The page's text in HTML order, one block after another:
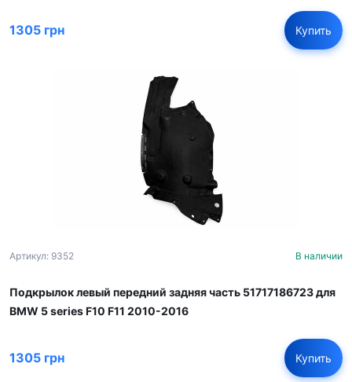
1305 грн Купить
Артикул: 9352 В наличии
Подкрылок левый передний задняя часть 51717186723 для
BMW 5 series F10 F11 2010-2016
1305 грн Купить